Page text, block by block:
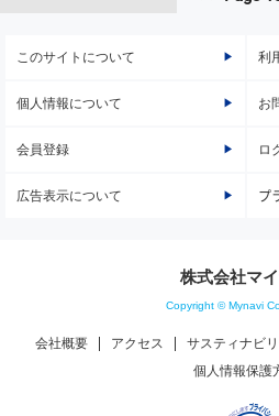
このサイトについて 利
個人情報について お
会員登録 ロ
広告表示について プ
株式会社マ
Copyright © Mynavi
会社概要 アクセス サスティナビ
個人情報保護